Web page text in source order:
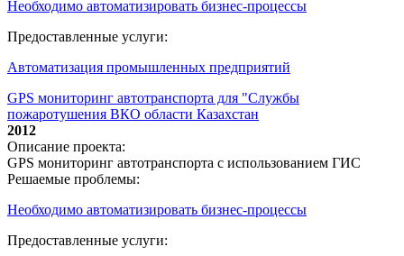
Необходимо автоматизировать бизнес-процессы
Предоставленные услуги:
Автоматизация промышленных предприятий
GPS мониторинг автотранспорта для "Службы
пожаротушения ВКО области Казахстан
2012
Описание проекта:
GPS мониторинг автотранспорта с использованием ГИС
Решаемые проблемы:
Необходимо автоматизировать бизнес-процессы
Предоставленные услуги: